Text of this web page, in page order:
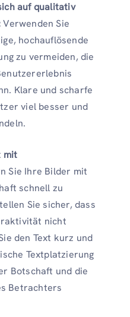
auf qualitativ
Verwenden Sie
hochauflösende
zu vermeiden, die
Klare und scharfe
viel besser und
mit
Sie Ihre Bilder mit
schnell zu
Sie sicher, dass
nicht
den Text kurz und
Textplatzierung
Botschaft und die
Betrachters